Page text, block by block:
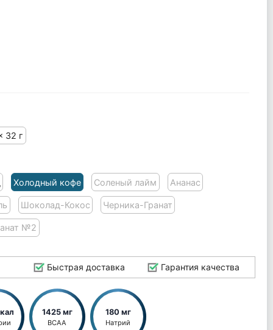
32 г
Холодный кофе Соленый лайм Ананас
Шоколад-Кокос Черника-Гранат
№2
Быстрая доставка Гарантия качества
1425 мг
BCAA
180 мг
Натрий